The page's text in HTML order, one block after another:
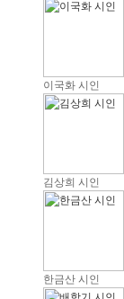
이국화 시인
김상희 시인
한금산 시인